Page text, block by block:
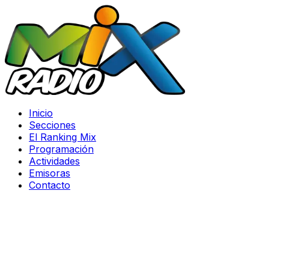
Inicio
Secciones
El Ranking Mix
Programación
Actividades
Emisoras
Contacto